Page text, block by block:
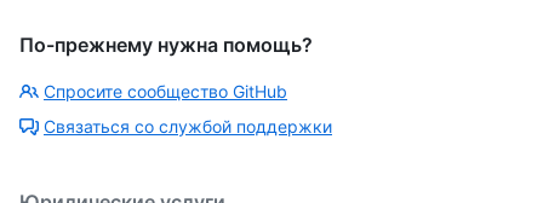
По-прежнему нужна помощь?
Спросите сообщество GitHub
Связаться со службой поддержки